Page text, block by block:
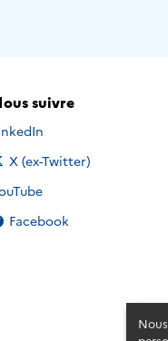
suivre
suivre sur
Nous suivre sur
X (ex-Twitter)
suivre sur
Nous suivre sur
Facebook